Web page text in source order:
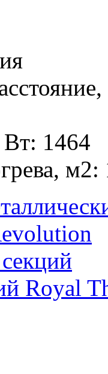
Вт: 1464
м2:
Royal